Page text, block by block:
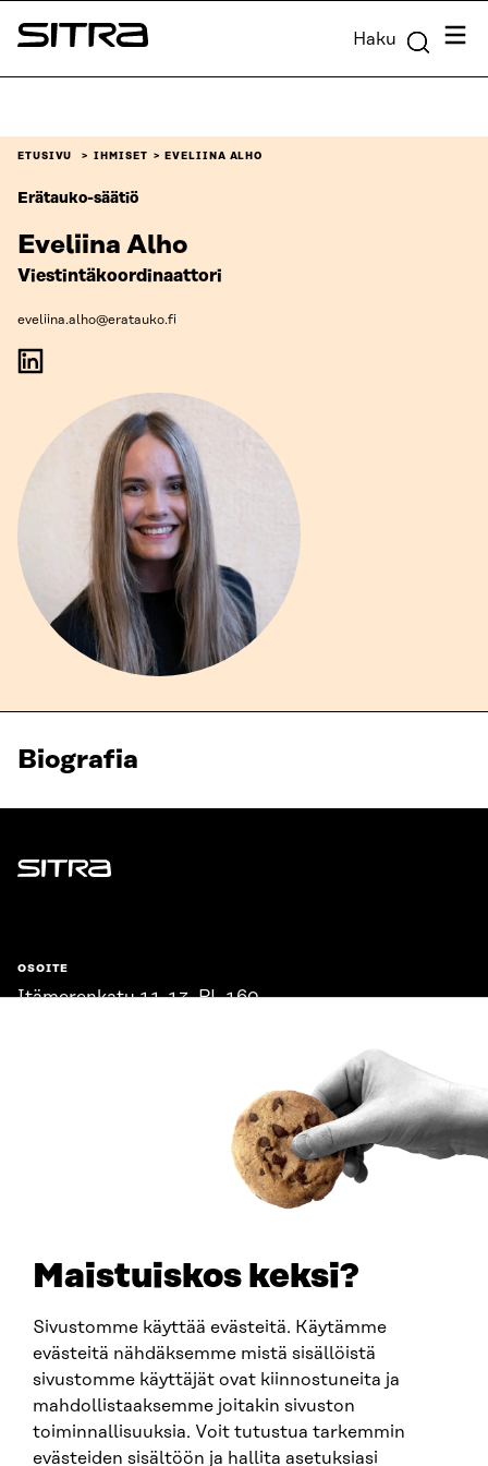
Maistuiskos keksi?
Sivustomme käyttää evästeitä. Käytämme
evästeitä nähdäksemme mistä sisällöistä
sivustomme käyttäjät ovat kiinnostuneita ja
mahdollistaaksemme joitakin sivuston
toiminnallisuuksia. Voit tutustua tarkemmin
evästeiden sisältöön ja hallita asetuksiasi
Siirry
suoraan
Sitra Haku
ETUSIVU IHMISET EVELIINA ALHO
Erätauko-säätiö
Eveliina Alho
Viestintäkoordinaattori
eveliina.alho@eratauko.fi
Biografia
Sitra
OSOITE
Itämerenkatu 11-13, PL 160,
SITRA SOSIAALISESSA MEDIASSA
LinkedIn
Instagram
YouTube